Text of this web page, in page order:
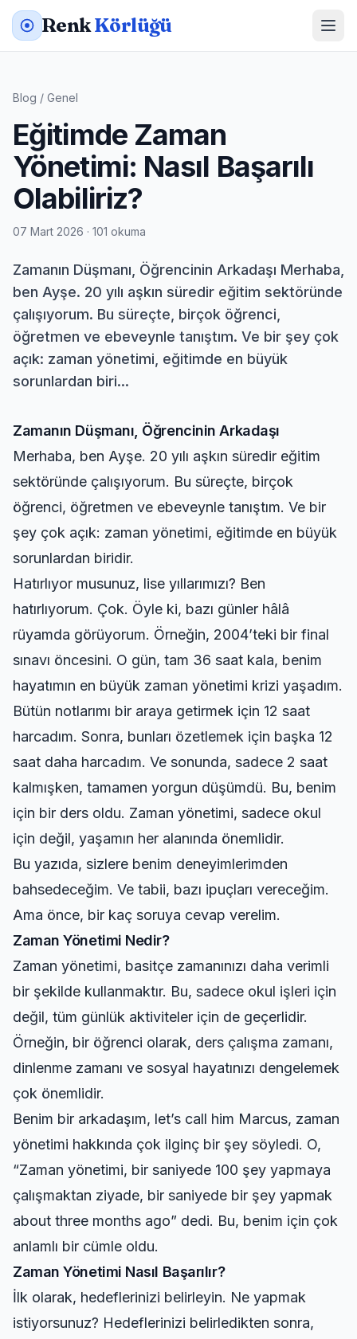
RenkKörlüğü
Blog / Genel
Eğitimde Zaman
Yönetimi: Nasıl Başarılı
Olabiliriz?
07 Mart 2026 · 101 okuma
Zamanın Düşmanı, Öğrencinin Arkadaşı Merhaba,
ben Ayşe. 20 yılı aşkın süredir eğitim sektöründe
çalışıyorum. Bu süreçte, birçok öğrenci,
öğretmen ve ebeveynle tanıştım. Ve bir şey çok
açık: zaman yönetimi, eğitimde en büyük
sorunlardan biri...
Zamanın Düşmanı, Öğrencinin Arkadaşı
Merhaba, ben Ayşe. 20 yılı aşkın süredir eğitim
sektöründe çalışıyorum. Bu süreçte, birçok
öğrenci, öğretmen ve ebeveynle tanıştım. Ve bir
şey çok açık: zaman yönetimi, eğitimde en büyük
sorunlardan biridir.
Hatırlıyor musunuz, lise yıllarımızı? Ben
hatırlıyorum. Çok. Öyle ki, bazı günler hâlâ
rüyamda görüyorum. Örneğin, 2004’teki bir final
sınavı öncesini. O gün, tam 36 saat kala, benim
hayatımın en büyük zaman yönetimi krizi yaşadım.
Bütün notlarımı bir araya getirmek için 12 saat
harcadım. Sonra, bunları özetlemek için başka 12
saat daha harcadım. Ve sonunda, sadece 2 saat
kalmışken, tamamen yorgun düşümdü. Bu, benim
için bir ders oldu. Zaman yönetimi, sadece okul
için değil, yaşamın her alanında önemlidir.
Bu yazıda, sizlere benim deneyimlerimden
bahsedeceğim. Ve tabii, bazı ipuçları vereceğim.
Ama önce, bir kaç soruya cevap verelim.
Zaman Yönetimi Nedir?
Zaman yönetimi, basitçe zamanınızı daha verimli
bir şekilde kullanmaktır. Bu, sadece okul işleri için
değil, tüm günlük aktiviteler için de geçerlidir.
Örneğin, bir öğrenci olarak, ders çalışma zamanı,
dinlenme zamanı ve sosyal hayatınızı dengelemek
çok önemlidir.
Benim bir arkadaşım, let’s call him Marcus, zaman
yönetimi hakkında çok ilginç bir şey söyledi. O,
“Zaman yönetimi, bir saniyede 100 şey yapmaya
çalışmaktan ziyade, bir saniyede bir şey yapmak
about three months ago” dedi. Bu, benim için çok
anlamlı bir cümle oldu.
Zaman Yönetimi Nasıl Başarılır?
İlk olarak, hedeflerinizi belirleyin. Ne yapmak
istiyorsunuz? Hedeflerinizi belirledikten sonra,